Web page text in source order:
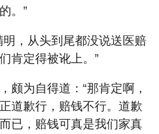
。”
明，从头到尾都没说送医赔
肯定得被讹上。”
颇为自得道：“那肯定啊，
道歉行，赔钱不行。道歉
已，赔钱可真是我们家真